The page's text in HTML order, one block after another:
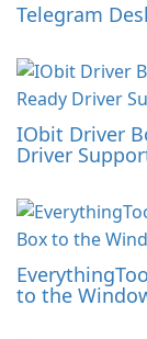
Telegram
IObit Driver
Driver
to the